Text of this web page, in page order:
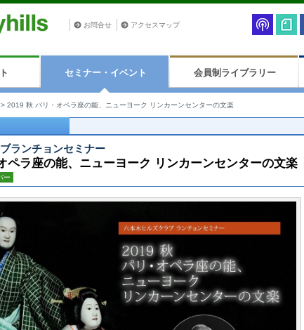
お問合せ アクセスマップ
セミナー・イベント 会員制ライブラリー
> 2019 秋 パリ・オペラ座の能、ニューヨーク リンカーンセンターの文楽
ランチョンセミナー
ペラ座の能、ニューヨーク リンカーンセンターの文楽
ー